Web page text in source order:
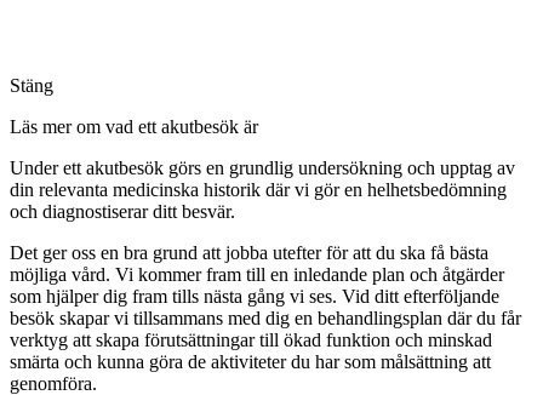
Stäng
Läs mer om vad ett akutbesök är
Under ett akutbesök görs en grundlig undersökning och upptag av
din relevanta medicinska historik där vi gör en helhetsbedömning
och diagnostiserar ditt besvär.
Det ger oss en bra grund att jobba utefter för att du ska få bästa
möjliga vård. Vi kommer fram till en inledande plan och åtgärder
som hjälper dig fram tills nästa gång vi ses. Vid ditt efterföljande
besök skapar vi tillsammans med dig en behandlingsplan där du får
verktyg att skapa förutsättningar till ökad funktion och minskad
smärta och kunna göra de aktiviteter du har som målsättning att
genomföra.